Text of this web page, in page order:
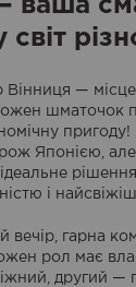
ваша
Вінниця —
шматочок
Японією, але
і
вечір, гарна
рол має
другий —